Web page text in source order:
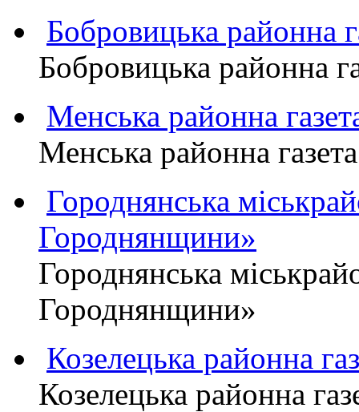
Бобровицька
Бобровицька
Менська районна
Менська районна
Городнянська
Городнянщини»
Городнянська
Городнянщини»
Козелецька районна
Козелецька районна